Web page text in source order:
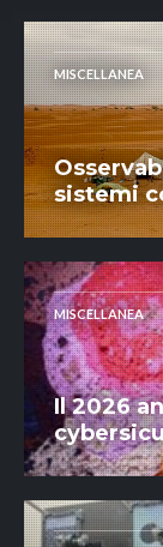
MISCELLANEA
sistemi
MISCELLANEA
Il 2026